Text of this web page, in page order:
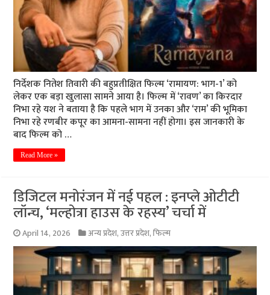
निर्देशक नितेश तिवारी की बहुप्रतीक्षित फिल्म ‘रामायण: भाग-1’ को
लेकर एक बड़ा खुलासा सामने आया है। फिल्म में ‘रावण’ का किरदार
निभा रहे यश ने बताया है कि पहले भाग में उनका और ‘राम’ की भूमिका
निभा रहे रणबीर कपूर का आमना-सामना नहीं होगा। इस जानकारी के
बाद फिल्म को …
Read More »
डिजिटल मनोरंजन में नई पहल : इनप्ले ओटीटी
लॉन्च, ‘मल्होत्रा हाउस के रहस्य’ चर्चा में
April 14, 2026 अन्य प्रदेश,उत्तर प्रदेश,फिल्म